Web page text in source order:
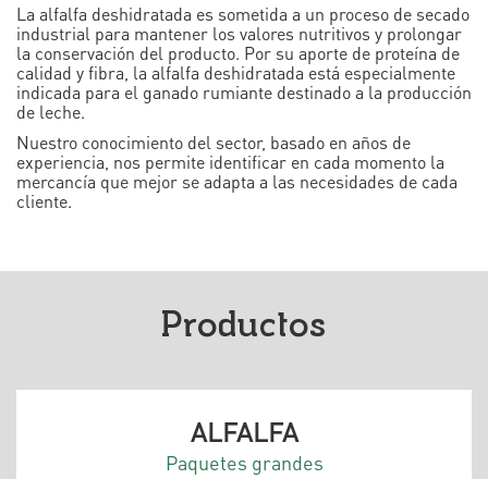
La alfalfa deshidratada es sometida a un proceso de secado
industrial para mantener los valores nutritivos y prolongar
la conservación del producto. Por su aporte de proteína de
calidad y fibra, la alfalfa deshidratada está especialmente
indicada para el ganado rumiante destinado a la producción
de leche.
Nuestro conocimiento del sector, basado en años de
experiencia, nos permite identificar en cada momento la
mercancía que mejor se adapta a las necesidades de cada
cliente.
Productos
ALFALFA
Paquetes grandes